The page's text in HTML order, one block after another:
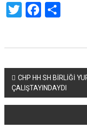
Twitter
Yazı
dolaşımı
CHP HH SH BİRLİĞİ
ÇALIŞTAYINDAYDI